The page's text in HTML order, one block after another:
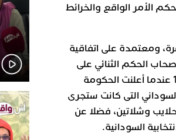
الأمر الواقع والخرائط
ومعتمدة على اتفاقية
أصحاب الحكم الثنائي على
السودان، إلى أن بدأت الأزمة بين البلدين فى 1958 عندما أعلنت الحكومة
السوداني التى كانت ستجرى
مثلث حلايب وشلاتين، فضلا عن
السودانية.